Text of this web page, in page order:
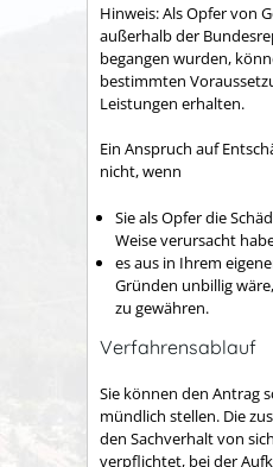
Hinweis:Als Opfer von
außerhalb der
begangen wurden,
bestimmten
Leistungen erhalten.
Ein Anspruch auf
nicht, wenn
Sie als Opfer die
Weise verursacht
es aus in Ihrem
Gründen unbillig
zu gewähren.
Verfahrensablauf
Sie können den Antrag
mündlich stellen. Die
den Sachverhalt von
verpflichtet, bei der